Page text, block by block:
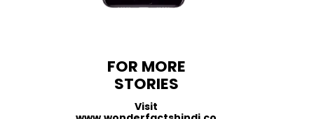
FOR MORE
STORIES
Visit